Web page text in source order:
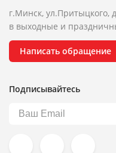
г.Минск, ул.Притыцкого,
в выходные и
Написать обращение
Подписывайтесь